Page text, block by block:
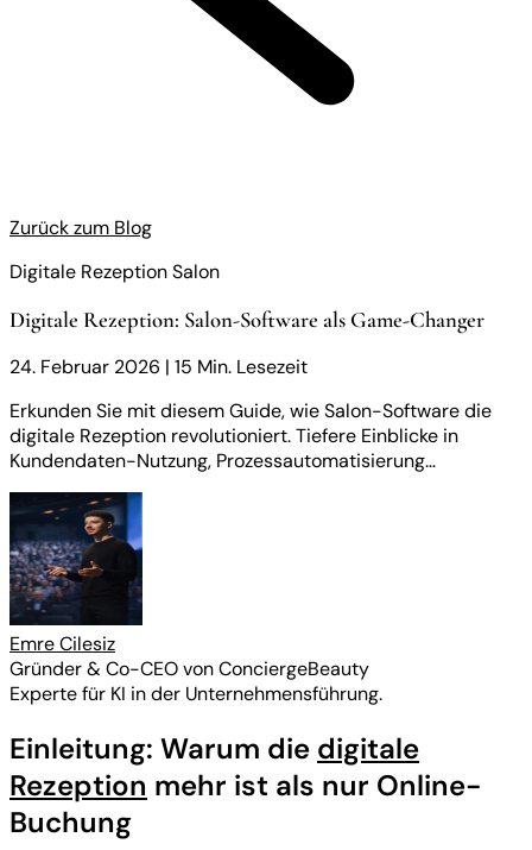
Zurück zum Blog
Digitale Rezeption Salon
Digitale Rezeption: Salon-Software als Game-Changer
24. Februar 2026 | 15 Min. Lesezeit
Erkunden Sie mit diesem Guide, wie Salon-Software die
digitale Rezeption revolutioniert. Tiefere Einblicke in
Kundendaten-Nutzung, Prozessautomatisierung…
Emre Cilesiz
Gründer & Co-CEO von ConciergeBeauty
Experte für KI in der Unternehmensführung.
Einleitung: Warum die digitale
Rezeption mehr ist als nur Online-
Buchung